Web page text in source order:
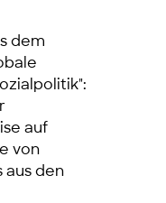
dem
auf
von
aus den